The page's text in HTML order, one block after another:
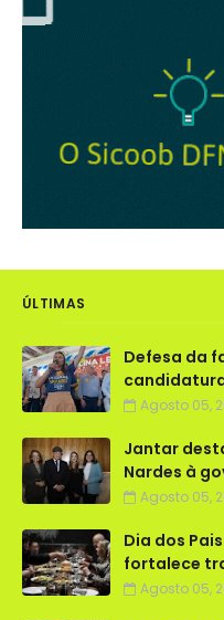
ÚLTIMAS
Defesa da
Agosto 05,
Jantar
Nardes à
Agosto 05,
Dia dos
fortalece
Agosto 05,